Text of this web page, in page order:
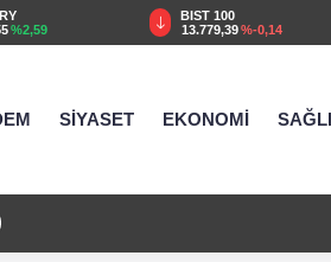
100
%-0,14
USD
47,6787%0,18
SİYASET EKONOMİ
yaz akşamlarına ritim katıyor